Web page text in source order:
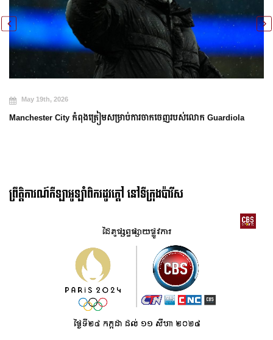
May 19th, 2026
Manchester City កំពុងត្រៀមសម្រាប់ការចាកចេញរបស់លោក Guardiola
ព្រឹត្តិការណ៍កីឡាអូឡាំពិករដូវក្ដៅ នៅទីក្រុងប៉ារីស